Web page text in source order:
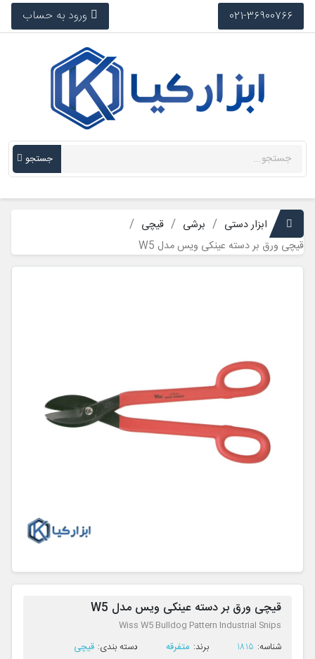
021-36900766 ورود به حساب
جستجو
ابزار دستی برشی
قیچی
قیچی ورق بر دسته عینکی ویس مدل W5
قیچی ورق بر دسته عینکی ویس مدل W5
Wiss W5 Bulldog Pattern Industrial Snips
ﺷﻨﺎﺳﻪ: 1815 ﺑﺮﻧﺪ: متفرقه ﺩﺳﺘﻪ ﺑﻨﺪی: قیچی